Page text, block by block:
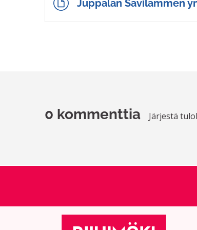
Juppalan Savilammen
0 kommenttia Järjestä